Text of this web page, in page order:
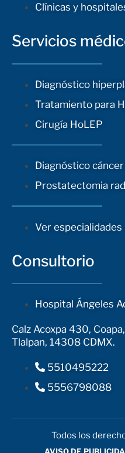
Clínicas y
Servicios
Diagnóstico
Tratamiento para
Cirugía HoLEP
Diagnóstico
Prostatectomia
Ver especialidades
Consultorio
Hospital Ángeles
Calz Acoxpa 430,
Tlalpan, 14308 CDMX.
5510495222
5556798088
Todos los